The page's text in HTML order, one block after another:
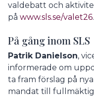
valdebatt och
på www.sls.se/valet26.
På gång inom SLS
Patrik Danielson,
informerade om
ta fram förslag på
mandat till